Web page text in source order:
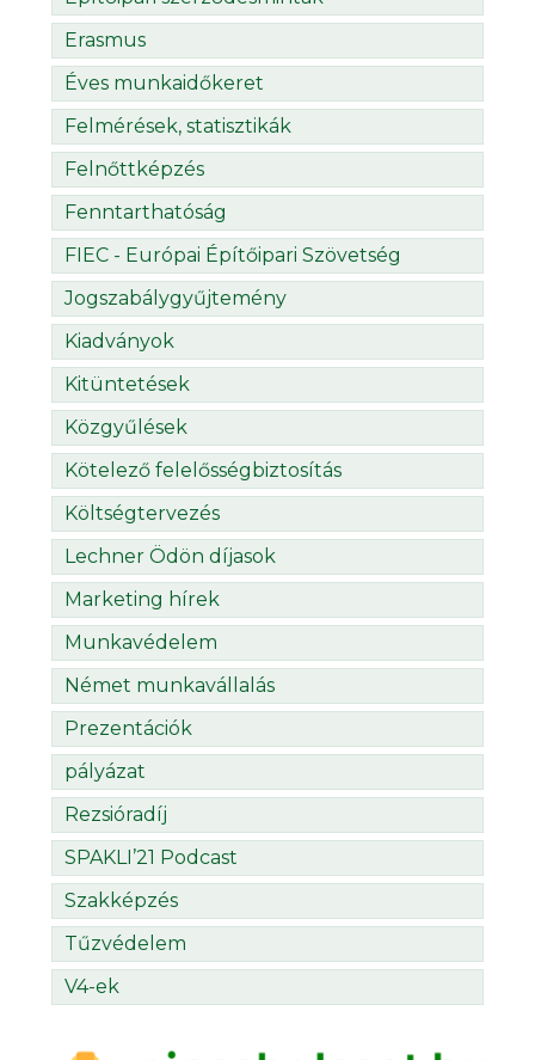
Erasmus
Éves munkaidőkeret
Felmérések, statisztikák
Felnőttképzés
Fenntarthatóság
FIEC - Európai Építőipari Szövetség
Jogszabálygyűjtemény
Kiadványok
Kitüntetések
Közgyűlések
Kötelező felelősségbiztosítás
Költségtervezés
Lechner Ödön díjasok
Marketing hírek
Munkavédelem
Német munkavállalás
Prezentációk
pályázat
Rezsióradíj
SPAKLI’21 Podcast
Szakképzés
Tűzvédelem
V4-ek